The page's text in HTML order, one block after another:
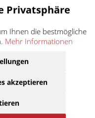
Privatsphäre
Ihnen die bestmögliche
Mehr Informationen
akzeptieren